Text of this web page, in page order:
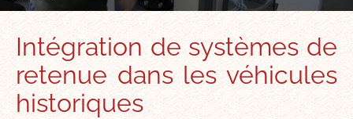
Intégration de systèmes de
retenue dans les véhicules
historiques